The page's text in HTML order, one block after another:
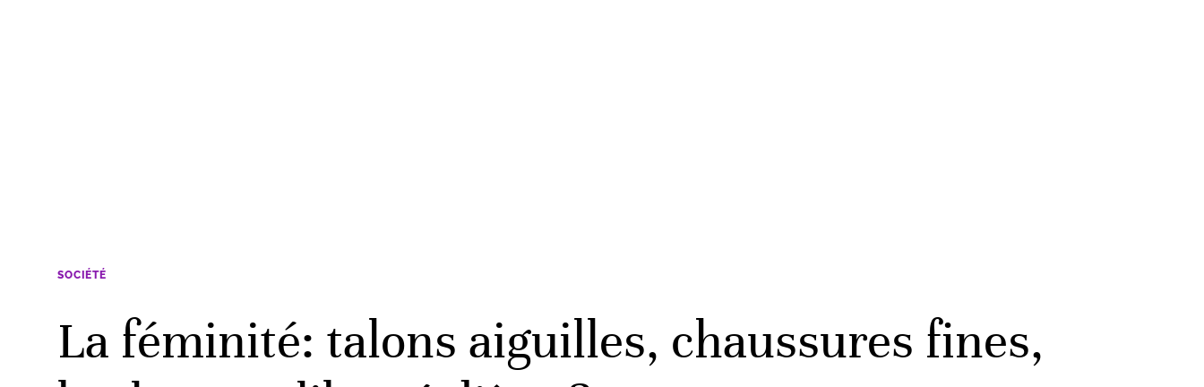
SOCIÉTÉ
La féminité: talons aiguilles, chaussures fines,